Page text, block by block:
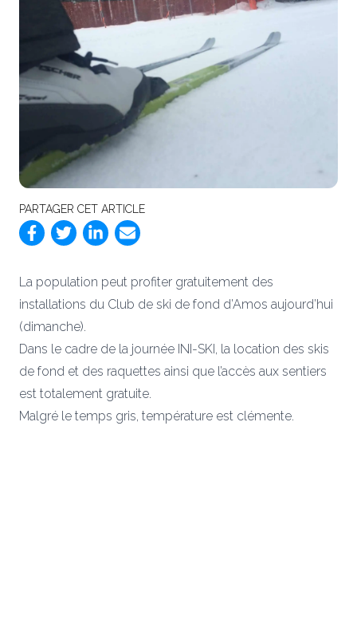
PARTAGER CET ARTICLE
La population peut profiter gratuitement des
installations du Club de ski de fond d’Amos aujourd’hui
(dimanche).
Dans le cadre de la journée INI-SKI, la location des skis
de fond et des raquettes ainsi que l’accès aux sentiers
est totalement gratuite.
Malgré le temps gris, température est clémente.